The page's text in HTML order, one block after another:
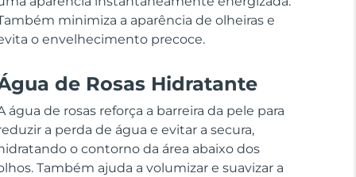
minimiza a aparência de olheiras e
o envelhecimento precoce.
de Rosas Hidratante
água de rosas reforça a barreira da pele para
a perda de água e evitar a secura,
o contorno da área abaixo dos
Também ajuda a volumizar e suavizar a